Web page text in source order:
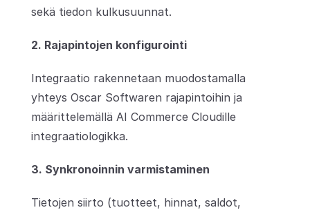
sekä tiedon kulkusuunnat.
2. Rajapintojen konfigurointi
Integraatio rakennetaan muodostamalla
yhteys Oscar Softwaren rajapintoihin ja
määrittelemällä AI Commerce Cloudille
integraatiologikka.
3. Synkronoinnin varmistaminen
Tietojen siirto (tuotteet, hinnat, saldot,